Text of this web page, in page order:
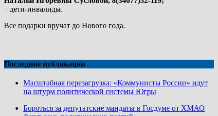
– дети-инвалиды.
Все подарки вручат до Нового года.
Последние публикации
Масштабная перезагрузка: «Коммунисты России» идут
на штурм политической системы Югры
Бороться за депутатские мандаты в Госдуме от ХМАО